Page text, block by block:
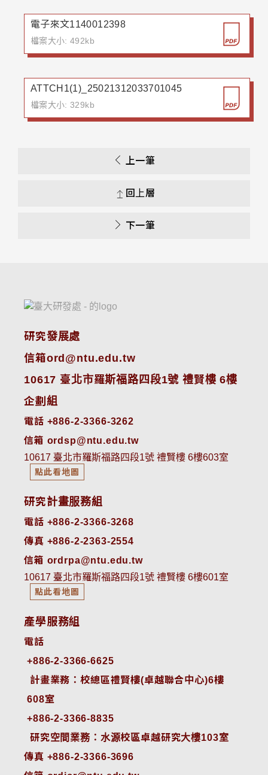
電子來文1140012398
檔案大小: 492kb
ATTCH1(1)_25021312033701045
檔案大小: 329kb
上一筆
回上層
下一筆
研究發展處
信箱ord@ntu.edu.tw
10617 臺北市羅斯福路四段1號 禮賢樓 6樓
企劃組
電話 +886-2-3366-3262
信箱 ordsp@ntu.edu.tw
10617 臺北市羅斯福路四段1號 禮賢樓 6樓603室
點此看地圖
研究計畫服務組
電話 +886-2-3366-3268
傳真 +886-2-2363-2554
信箱 ordrpa@ntu.edu.tw
10617 臺北市羅斯福路四段1號 禮賢樓 6樓601室
點此看地圖
產學服務組
電話
+886-2-3366-6625
計畫業務：校總區禮賢樓(卓越聯合中心)6樓
608室
+886-2-3366-8835
研究空間業務：水源校區卓越研究大樓103室
傳真 +886-2-3366-3696